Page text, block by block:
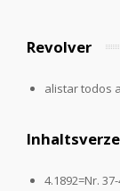
Revolver
alistar todos
4.1892=Nr.